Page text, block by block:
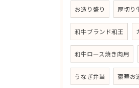
お造り盛り 厚切り
和牛ブランド和王
和牛ロース焼き肉用
うなぎ弁当 豪華お